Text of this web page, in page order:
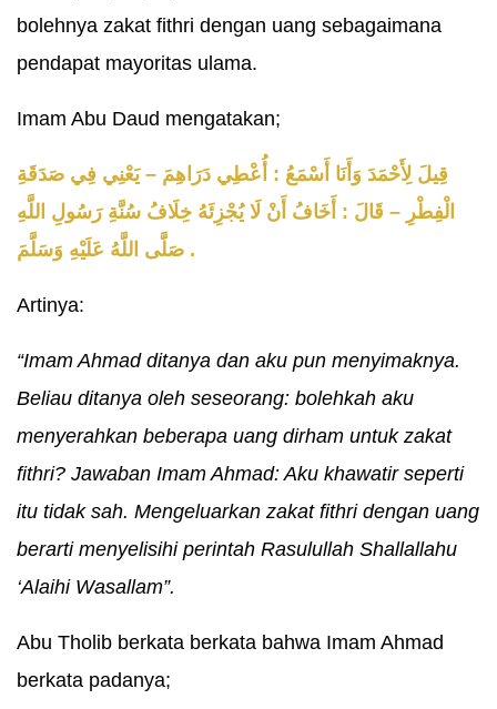
bolehnya zakat fithri dengan uang sebagaimana
pendapat mayoritas ulama.
Imam Abu Daud mengatakan;
قِيلَ لِأَحْمَدَ وَأَنَا أَسْمَعُ : أُعْطِي دَرَاهِمَ – يَعْنِي فِي صَدَقَةِ
الْفِطْرِ – قَالَ : أَخَافُ أَنْ لَا يُجْزِئَهُ خِلَافُ سُنَّةِ رَسُولِ اللَّهِ
صَلَّى اللَّهُ عَلَيْهِ وَسَلَّمَ .
Artinya:
“Imam Ahmad ditanya dan aku pun menyimaknya.
Beliau ditanya oleh seseorang: bolehkah aku
menyerahkan beberapa uang dirham untuk zakat
fithri? Jawaban Imam Ahmad: Aku khawatir seperti
itu tidak sah. Mengeluarkan zakat fithri dengan uang
berarti menyelisihi perintah Rasulullah Shallallahu
‘Alaihi Wasallam”.
Abu Tholib berkata berkata bahwa Imam Ahmad
berkata padanya;